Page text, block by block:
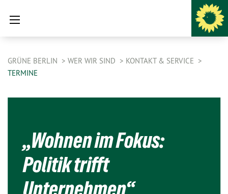
GRÜNE BERLIN WER WIR SIND
KONTAKT & SERVICE
TERMINE
„Wohnen im Fokus:
Politik trifft
Unternehmen“